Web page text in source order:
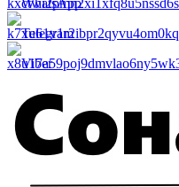
WhatsApp
Telegram
Viber